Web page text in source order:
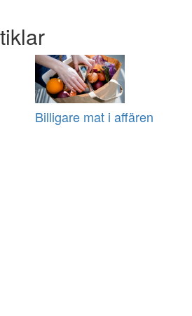
Billigare mat i affären